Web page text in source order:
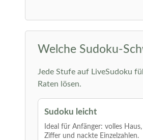
Welche Sudoku-
Jede Stufe auf LiveSudoku
Raten lösen.
Sudoku leicht
Ideal für Anfänger: volles
Ziffer und nackte Einzelzahlen.